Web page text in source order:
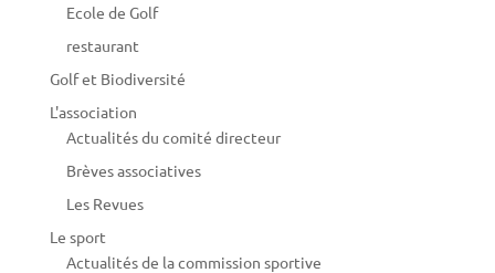
Ecole de Golf
restaurant
Golf et Biodiversité
L'association
Actualités du comité directeur
Brèves associatives
Les Revues
Le sport
Actualités de la commission sportive